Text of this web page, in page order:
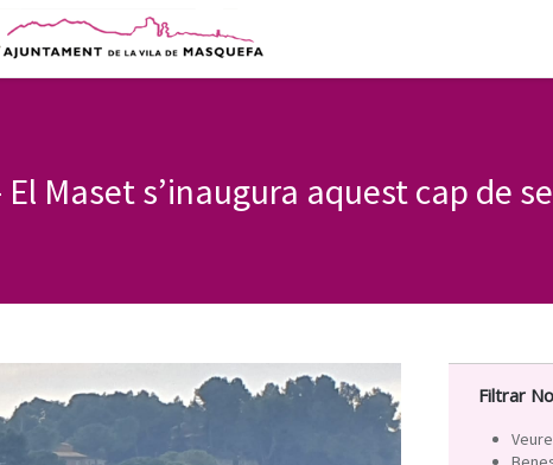
Maset s’inaugura aquest cap de
Filtrar